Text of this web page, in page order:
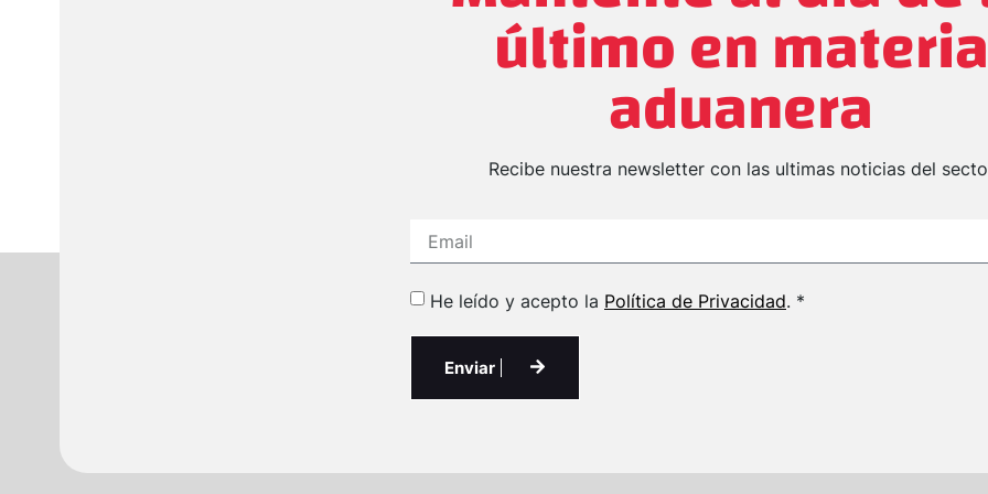
último en materia
aduanera
Recibe nuestra newsletter con las ultimas noticias del
He leído y acepto la Política de Privacidad. *
Enviar